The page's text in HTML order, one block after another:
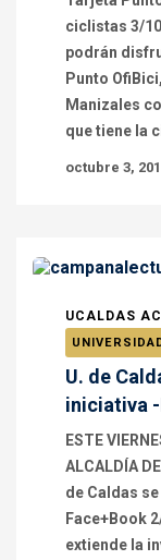
ciclistas 3/
podrán
Punto
Manizales
que tiene la
octubre 3,
UCALDAS
U. de
iniciativa
ESTE
ALCALDÍA
de Caldas
Face+Book
extiende la